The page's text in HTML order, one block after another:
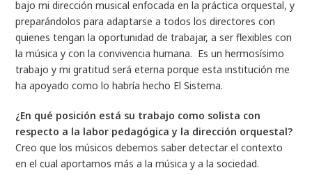
bajo mi dirección musical enfocada en la práctica orquestal, y
preparándolos para adaptarse a todos los directores con
quienes tengan la oportunidad de trabajar, a ser flexibles con
la música y con la convivencia humana. Es un hermosísimo
trabajo y mi gratitud será eterna porque esta institución me
ha apoyado como lo habría hecho El Sistema.
¿En qué posición está su trabajo como solista con
respecto a la labor pedagógica y la dirección orquestal?
Creo que los músicos debemos saber detectar el contexto
en el cual aportamos más a la música y a la sociedad.